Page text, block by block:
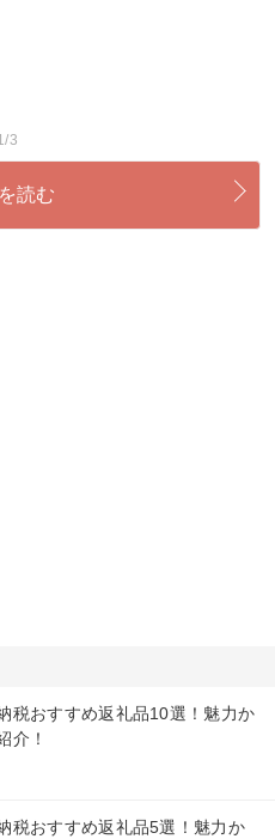
3
読む
税おすすめ返礼品10選！魅力か
介！
税おすすめ返礼品5選！魅力か